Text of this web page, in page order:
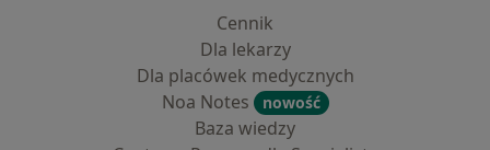
Cennik
Dla lekarzy
Dla placówek medycznych
Noa Notes
nowość
Baza wiedzy